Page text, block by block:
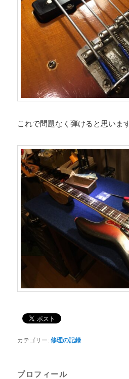
これで問題なく弾けると思います
カテゴリー: 修理の記録
プロフィール